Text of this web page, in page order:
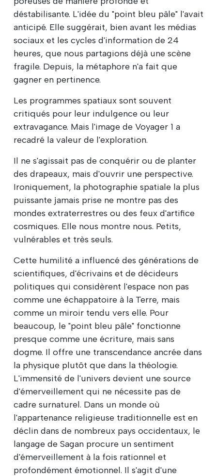
déstabilisante. L'idée du "point bleu pâle" l'avait
anticipé. Elle suggérait, bien avant les médias
sociaux et les cycles d'information de 24
heures, que nous partagions déjà une scène
fragile. Depuis, la métaphore n'a fait que
gagner en pertinence.
Les programmes spatiaux sont souvent
critiqués pour leur indulgence ou leur
extravagance. Mais l'image de Voyager 1 a
recadré la valeur de l'exploration.
Il ne s'agissait pas de conquérir ou de planter
des drapeaux, mais d'ouvrir une perspective.
Ironiquement, la photographie spatiale la plus
puissante jamais prise ne montre pas des
mondes extraterrestres ou des feux d'artifice
cosmiques. Elle nous montre nous. Petits,
vulnérables et très seuls.
Cette humilité a influencé des générations de
scientifiques, d'écrivains et de décideurs
politiques qui considèrent l'espace non pas
comme une échappatoire à la Terre, mais
comme un miroir tendu vers elle. Pour
beaucoup, le "point bleu pâle" fonctionne
presque comme une écriture, mais sans
dogme. Il offre une transcendance ancrée dans
la physique plutôt que dans la théologie.
L'immensité de l'univers devient une source
d'émerveillement qui ne nécessite pas de
cadre surnaturel. Dans un monde où
l'appartenance religieuse traditionnelle est en
déclin dans de nombreux pays occidentaux, le
langage de Sagan procure un sentiment
d'émerveillement à la fois rationnel et
profondément émotionnel. Il s'agit d'une